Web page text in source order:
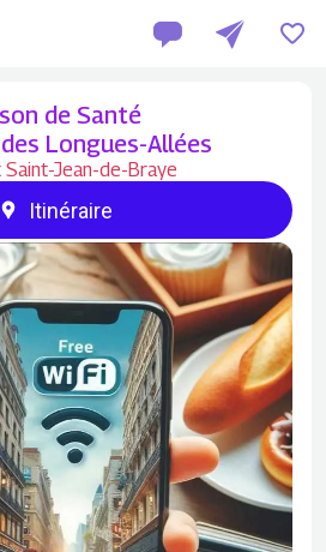
de Santé
Longues-Allées
Jean-de-Braye
Itinéraire